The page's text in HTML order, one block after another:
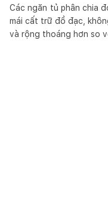
Các ngăn tủ phân chia
mái cất trữ đồ đạc,
và rộng thoáng hơn so